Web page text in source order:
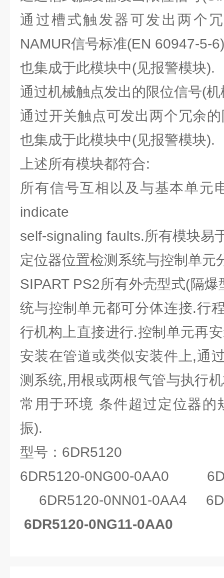
通过槽式触发器可发出两个
NAMUR信号标准(EN 60947-5-
也集成于此模块中(见报警模块).
通过机械触点发出的限位信号(
通过开关触点可发出两个冗余
也集成于此模块中(见报警模块).
上述所有模块都符合:
所有信号互相以及与基本单元
indicate
self-signaling faults.所有模块易
定位器位置检测系统与控制单元
SIPART PS2所有外壳型式(隔
统与控制单元都可分体连接.行
行机构上直接进行.控制单元再
安装在管道或类似安装件上,通
测系统,用根或两根气管与执行
常用于环境 条件超过定位器的
振).
型号：6DR5120
6DR5120-0NG00-0AA0
6DR5120-0NN01-0AA4
6DR5120-0NG11-0AA0